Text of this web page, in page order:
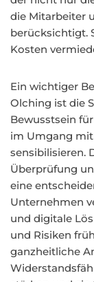
die Mitarbeiter
berücksichtigt.
Kosten
Ein wichtiger
Olching ist die
Bewusstsein
im Umgang
sensibilisieren.
Überprüfung
eine
Unternehmen
und digitale
und Risiken
ganzheitliche